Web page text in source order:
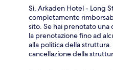
Sì, Arkaden Hotel - Long
completamente
sito. Se hai prenotato una
la prenotazione fino ad
alla politica della
cancellazione della